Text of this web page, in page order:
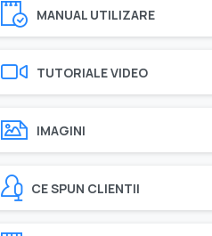
MANUAL UTILIZARE
TUTORIALE VIDEO
IMAGINI
CE SPUN CLIENTII